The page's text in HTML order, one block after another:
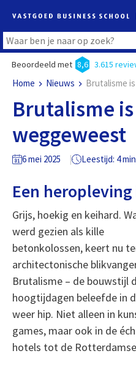
Beoordeeld met 8,6 3.615
Home Nieuws Brutalisme
Brutalisme
weggeweest
6 mei 2025 Leestijd: 4
Een
Grijs, hoekig en keihard.
werd gezien als kille
betonkolossen, keert nu
architectonische
Brutalisme – de bouwstijl
hoogtijdagen beleefde in
weer hip. Niet alleen in
games, maar ook in de
hotels tot de